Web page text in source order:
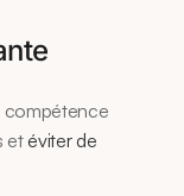
compétence
et éviter de